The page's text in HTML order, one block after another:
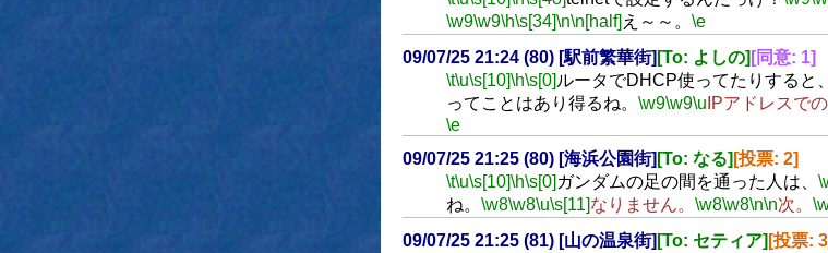
\w9\w9\h\s[34]\n\n[half] え～～。 \e
09/07/25 21:24 (80) [駅前繁華街] [To: よしの] [同意: 1]
\t\u\s[10]\h\s[0] ルータでDHCP使ってたりすると、
ってことはあり得るね。 \w9\w9\u IPアドレスで
\e
09/07/25 21:25 (80) [海浜公園街] [To: なる] [投票: 2]
\t\u\s[10]\h\s[0] ガンダムの足の間を通った人は、
ね。 \w8\w8\u\s[11]なりません。 \w8\w8\n\n次。
09/07/25 21:25 (81) [山の温泉街] [To: セティア] [投票: